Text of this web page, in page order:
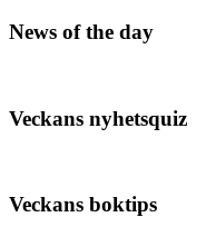
News of the day
Veckans nyhetsquiz
Veckans boktips